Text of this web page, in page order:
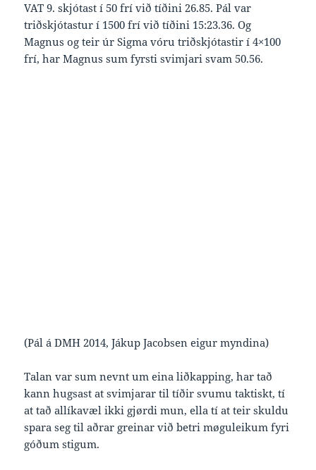
VAT 9. skjótast í 50 frí við tíðini 26.85. Pál var
triðskjótastur í 1500 frí við tíðini 15:23.36. Og
Magnus og teir úr Sigma vóru triðskjótastir í 4×100
frí, har Magnus sum fyrsti svimjari svam 50.56.
(Pál á DMH 2014, Jákup Jacobsen eigur myndina)
Talan var sum nevnt um eina liðkapping, har tað
kann hugsast at svimjarar til tíðir svumu taktiskt, tí
at tað allíkavæl ikki gjørdi mun, ella tí at teir skuldu
spara seg til aðrar greinar við betri møguleikum fyri
góðum stigum.